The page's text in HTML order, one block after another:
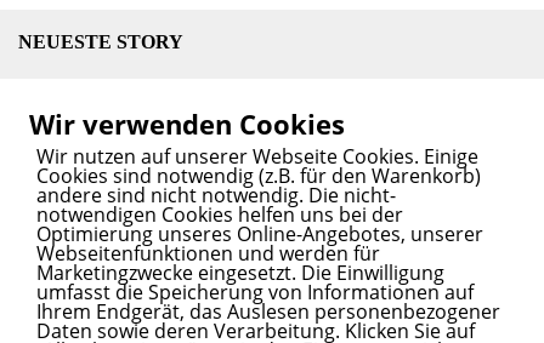
NEUESTE STORY
klimafeste und nachhaltige Landwirtschaft
2025
SPANNENDE STORY? INNOVATIVER SERVICE?
Wir bringen Ihren Content auf den Blog.
KontaktierenSie uns.
Wir verwenden Cookies
Wir nutzen auf unserer Webseite Cookies. Einige
Cookies sind notwendig (z.B. für den Warenkorb)
andere sind nicht notwendig. Die nicht-
notwendigen Cookies helfen uns bei der
Optimierung unseres Online-Angebotes, unserer
Webseitenfunktionen und werden für
Marketingzwecke eingesetzt. Die Einwilligung
umfasst die Speicherung von Informationen auf
Ihrem Endgerät, das Auslesen personenbezogener
Daten sowie deren Verarbeitung. Klicken Sie auf